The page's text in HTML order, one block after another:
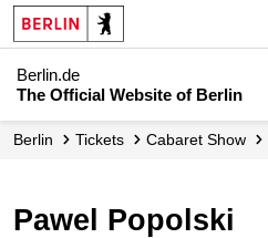
Berlin.de
The Official Website of Berlin
Berlin Tickets Cabaret Show
Pawel Popolski